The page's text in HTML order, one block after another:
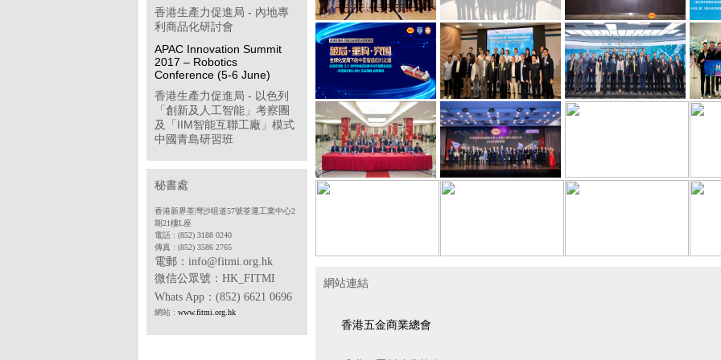
香港生產力促進局 - 內地專
利商品化研討會
APAC Innovation Summit
2017 – Robotics
Conference (5-6 June)
香港生產力促進局 - 以色列
「創新及人工智能」考察團
及「IIM智能互聯工廠」模式
中國青島研習班
「學習型企業獎」簡介會
第八屆「香港企業公民計
香港物聯網商會 - 透過多方
位推廣計劃開拓中國內地工
業物聯網市場(政府資助項目)
香港中華廠商聯合會 - 2017
年度「中小企貨運保險普及
計劃」
合作機構
秘書處
香港新界荃灣沙咀道57號荃運工業中心2
期21樓L座
電話 : (852) 3188 0240
傳真 : (852) 3586 2765
電郵：info@fitmi.org.hk
微信公眾號： HK_FITMI
Whats App ：(852) 6621 0696
網站 : www.fitmi.org.hk
網站連結
香港五金商業總會